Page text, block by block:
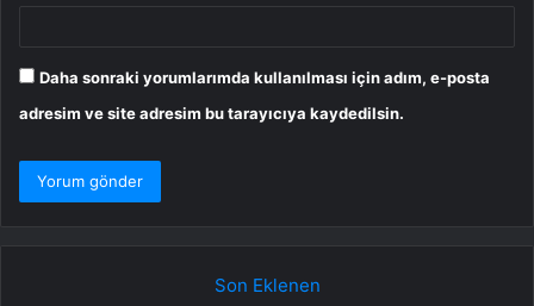
Daha sonraki yorumlarımda kullanılması için adım, e-posta
adresim ve site adresim bu tarayıcıya kaydedilsin.
Son Eklenen